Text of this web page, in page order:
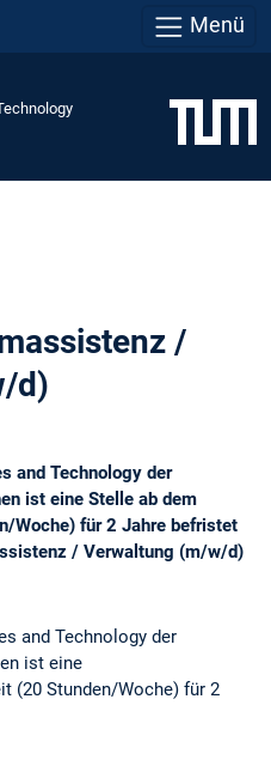
Menü
/
d)
and Technology der
ist eine Stelle ab dem
Woche) für 2 Jahre befristet
/ Verwaltung (m/w/d)
and Technology der
ist eine
(20 Stunden/Woche) für 2